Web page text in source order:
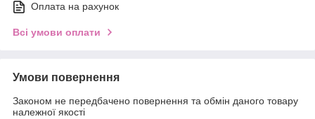
Оплата на рахунок
Всі умови оплати
Умови повернення
Законом не передбачено повернення та обмін даного товару
належної якості